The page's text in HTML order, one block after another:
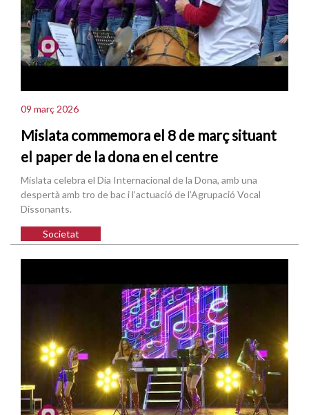
09 març 2026
Mislata commemora el 8 de març situant
el paper de la dona en el centre
Mislata celebra el Dia Internacional de la Dona, amb una
despertà amb tro de bac i l’actuació de l’Agrupació Vocal
Dissonants.
Societat